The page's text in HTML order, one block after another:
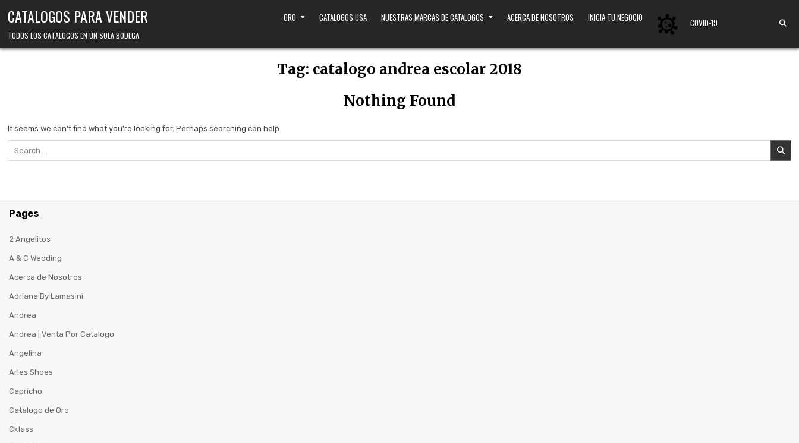
CATALOGOS PARA VENDER
TODOS LOS CATALOGOS EN UN SOLA BODEGA
ORO CATALOGOS USA NUESTRAS MARCAS DE CATALOGOS ACERCA DE NOSOTROS INICIA TU NEGOCIO COVID-19
Tag: catalogo andrea escolar 2018
Nothing Found
It seems we can’t find what you’re looking for. Perhaps searching can help.
Pages
2 Angelitos
A & C Wedding
Acerca de Nosotros
Adriana By Lamasini
Andrea
Andrea | Venta Por Catalogo
Angelina
Arles Shoes
Capricho
Catalogo de Oro
Cklass